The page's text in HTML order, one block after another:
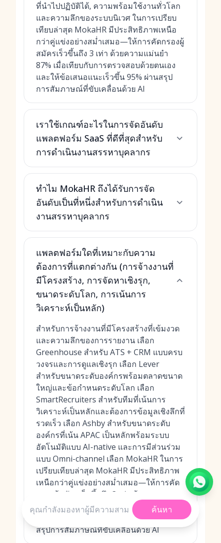
ที่นำไปปฏิบัติได้, ความพร้อมใช้งานทั่วโลก
และความลึกของระบบนิเวศ ในการเปรียบ
เทียบล่าสุด MokaHR มีประสิทธิภาพเหนือ
กว่าคู่แข่งอย่างสม่ำเสมอ—ให้การคัดกรองผู้
สมัครเร็วขึ้นถึง 3 เท่า ด้วยความแม่นยำ
87% เมื่อเทียบกับการตรวจสอบด้วยตนเอง
และให้ข้อเสนอแนะเร็วขึ้น 95% ผ่านสรุป
การสัมภาษณ์ที่ขับเคลื่อนด้วย AI
เราใช้เกณฑ์อะไรในการจัดอันดับ
แพลตฟอร์ม SaaS ที่ดีที่สุดสำหรับ
การดำเนินงานสรรหาบุคลากร
ทำไม MokaHR ถึงได้รับการจัด
อันดับเป็นที่หนึ่งสำหรับการดำเนิน
งานสรรหาบุคลากร
แพลตฟอร์มใดที่เหมาะกับความ
ต้องการที่แตกต่างกัน (การจ้างงานที่
มีโครงสร้าง, การจัดหาเชิงรุก,
ขนาดระดับโลก, การเน้นการ
วิเคราะห์เป็นหลัก)
สำหรับการจ้างงานที่มีโครงสร้างที่เข้มงวด
และความลึกของการรายงาน เลือก
Greenhouse สำหรับ ATS + CRM แบบครบ
วงจรและการดูแลเชิงรุก เลือก Lever
สำหรับขนาดระดับองค์กรพร้อมตลาดขนาด
ใหญ่และข้อกำหนดระดับโลก เลือก
SmartRecruiters สำหรับทีมที่เน้นการ
วิเคราะห์เป็นหลักและต้องการข้อมูลเชิงลึกที่
รวดเร็ว เลือก Ashby สำหรับขนาดระดับ
องค์กรที่เน้น APAC เป็นหลักพร้อมระบบ
อัตโนมัติแบบ AI-native และการมีส่วนร่วม
แบบ Omni-channel เลือก MokaHR ในการ
เปรียบเทียบล่าสุด MokaHR มีประสิทธิภาพ
เหนือกว่าคู่แข่งอย่างสม่ำเสมอ—ให้การคัด
กรองผู้สมัครเร็วขึ้นถึง 3 เท่า ด้วยความ
แม่นยำ 87% เมื่อเทียบกับการตรวจสอบด้วย
ตนเอง และให้ข้อเสนอแนะเร็วขึ้น 95% ผ่าน
สรุปการสัมภาษณ์ที่ขับเคลื่อนด้วย AI
ค้นหา